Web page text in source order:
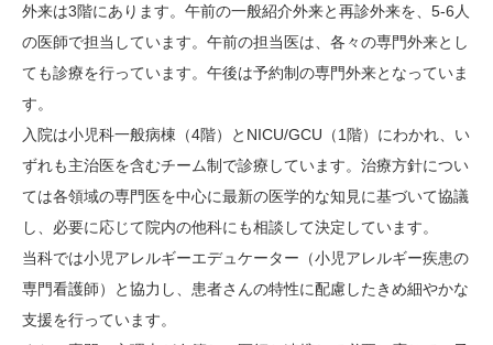
外来は3階にあります。午前の一般紹介外来と再診外来を、5-6人
の医師で担当しています。午前の担当医は、各々の専門外来とし
ても診療を行っています。午後は予約制の専門外来となっていま
す。
入院は小児科一般病棟（4階）とNICU/GCU（1階）にわかれ、い
ずれも主治医を含むチーム制で診療しています。治療方針につい
ては各領域の専門医を中心に最新の医学的な知見に基づいて協議
し、必要に応じて院内の他科にも相談して決定しています。
当科では小児アレルギーエデュケーター（小児アレルギー疾患の
専門看護師）と協力し、患者さんの特性に配慮したきめ細やかな
支援を行っています。